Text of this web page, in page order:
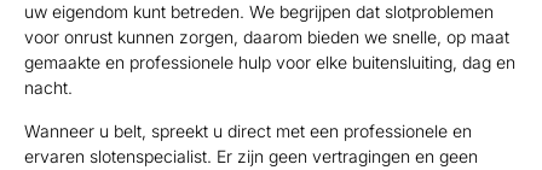
uw eigendom kunt betreden. We begrijpen dat slotproblemen
voor onrust kunnen zorgen, daarom bieden we snelle, op maat
gemaakte en professionele hulp voor elke buitensluiting, dag en
nacht.
Wanneer u belt, spreekt u direct met een professionele en
ervaren slotenspecialist. Er zijn geen vertragingen en geen